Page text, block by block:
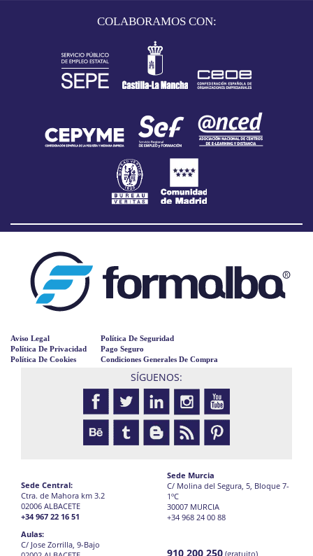
COLABORAMOS CON:
Aviso Legal
Política De Privacidad
Política De Cookies
Política De Seguridad
Pago Seguro
Condiciones Generales De Compra
SÍGUENOS:
Sede Central:
Ctra. de Mahora km 3.2
02006 ALBACETE
+34 967 22 16 51
Aulas:
C/ Jose Zorrilla, 9-Bajo
Sede Murcia
C/ Molina del Segura, 5, Bloque 7-
1ºC
30007 MURCIA
+34 968 24 00 88
910 200 250 (gratuito)